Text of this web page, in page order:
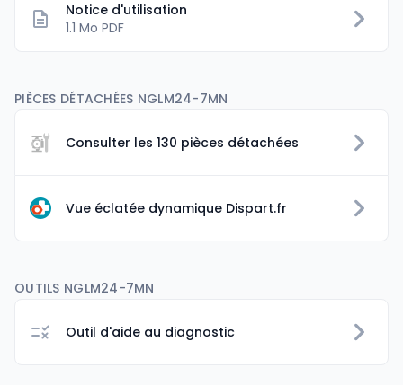
Notice d'utilisation
1.1 Mo PDF
PIÈCES DÉTACHÉES NGLM24-7MN
Consulter les 130 pièces détachées
Vue éclatée dynamique Dispart.fr
OUTILS NGLM24-7MN
Outil d'aide au diagnostic